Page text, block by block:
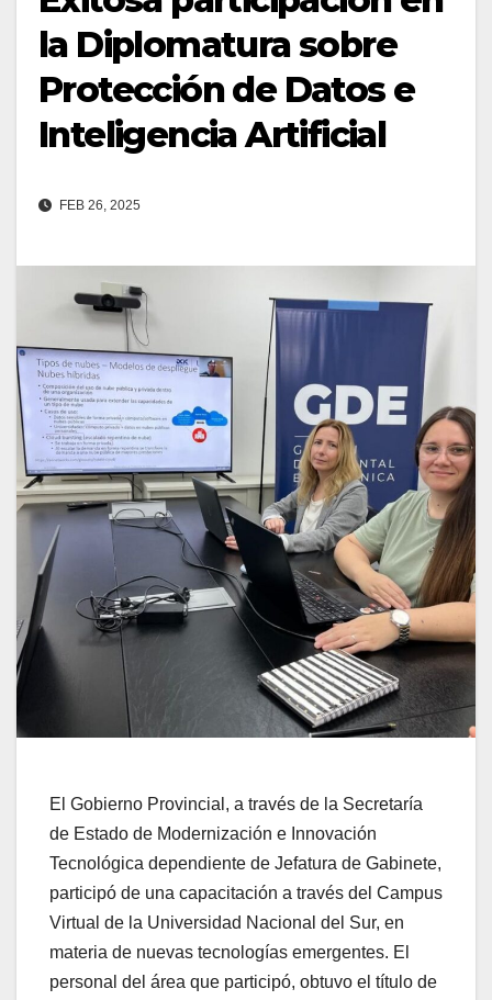
la Diplomatura sobre
Protección de Datos e
Inteligencia Artificial
FEB 26, 2025
El Gobierno Provincial, a través de la Secretaría
de Estado de Modernización e Innovación
Tecnológica dependiente de Jefatura de Gabinete,
participó de una capacitación a través del Campus
Virtual de la Universidad Nacional del Sur, en
materia de nuevas tecnologías emergentes. El
personal del área que participó, obtuvo el título de